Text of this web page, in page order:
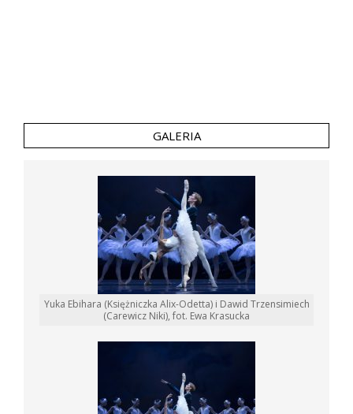
GALERIA
Yuka Ebihara (Księżniczka Alix-Odetta) i Dawid Trzensimiech
(Carewicz Niki), fot. Ewa Krasucka